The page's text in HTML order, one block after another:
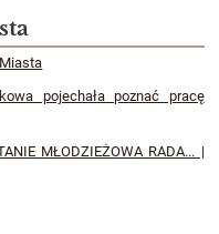
pojechała poznać pracę
MŁODZIEŻOWA RADA... |